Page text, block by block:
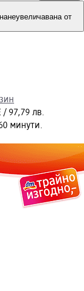
неувеличавана от
/ 97,79 лв.
минути.